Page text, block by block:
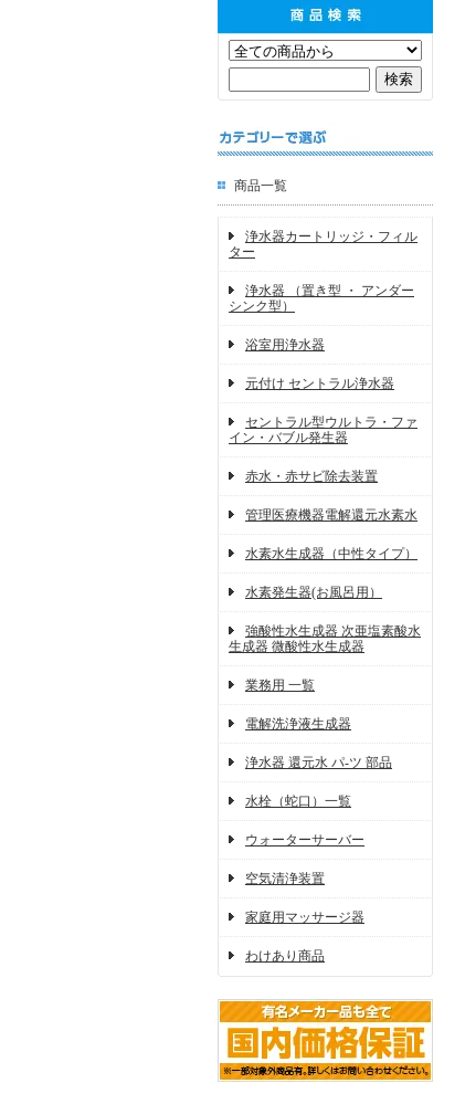
商品一覧
浄水器カートリッジ・フィル
ター
浄水器 （置き型 ・ アンダー
シンク型）
浴室用浄水器
元付け セントラル浄水器
セントラル型ウルトラ・ファ
イン・バブル発生器
赤水・赤サビ除去装置
管理医療機器電解還元水素水
水素水生成器（中性タイプ）
水素発生器(お風呂用）
強酸性水生成器 次亜塩素酸水
生成器 微酸性水生成器
業務用 一覧
電解洗浄液生成器
浄水器 還元水 パ-ツ 部品
水栓（蛇口）一覧
ウォーターサーバー
空気清浄装置
家庭用マッサージ器
わけあり商品